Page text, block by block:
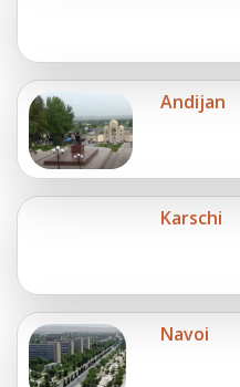
Andijan
Karschi
Navoi